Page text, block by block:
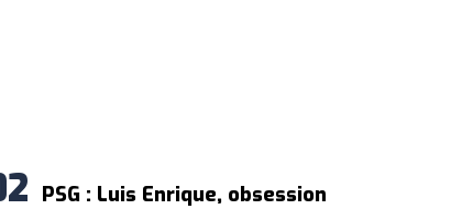
PSG : Luis Enrique, obsession